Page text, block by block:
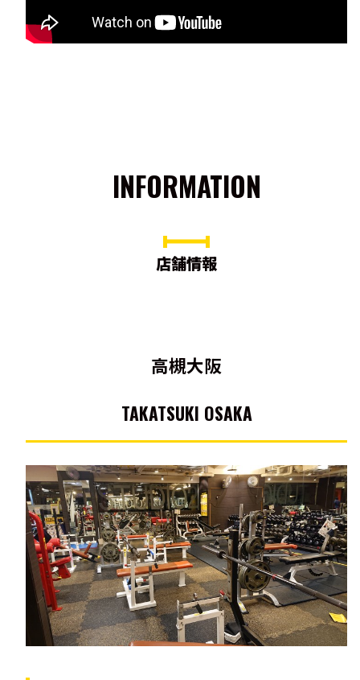
INFORMATION
店舗情報
高槻大阪
TAKATSUKI OSAKA